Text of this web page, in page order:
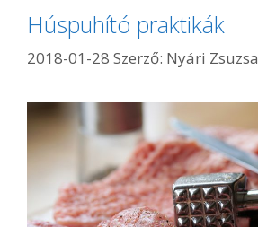
Húspuhító praktikák
2018-01-28 Szerző: Nyári Zsuzsa